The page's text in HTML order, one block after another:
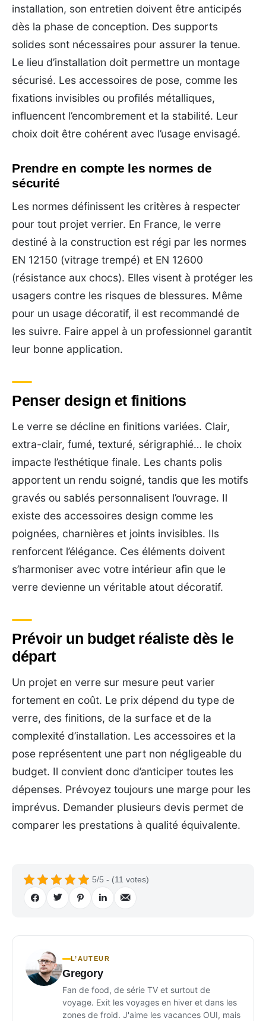
installation, son entretien doivent être anticipés
dès la phase de conception. Des supports
solides sont nécessaires pour assurer la tenue.
Le lieu d’installation doit permettre un montage
sécurisé. Les accessoires de pose, comme les
fixations invisibles ou profilés métalliques,
influencent l’encombrement et la stabilité. Leur
choix doit être cohérent avec l’usage envisagé.
Prendre en compte les normes de
sécurité
Les normes définissent les critères à respecter
pour tout projet verrier. En France, le verre
destiné à la construction est régi par les normes
EN 12150 (vitrage trempé) et EN 12600
(résistance aux chocs). Elles visent à protéger les
usagers contre les risques de blessures. Même
pour un usage décoratif, il est recommandé de
les suivre. Faire appel à un professionnel garantit
leur bonne application.
Penser design et finitions
Le verre se décline en finitions variées. Clair,
extra-clair, fumé, texturé, sérigraphié… le choix
impacte l’esthétique finale. Les chants polis
apportent un rendu soigné, tandis que les motifs
gravés ou sablés personnalisent l’ouvrage. Il
existe des accessoires design comme les
poignées, charnières et joints invisibles. Ils
renforcent l’élégance. Ces éléments doivent
s’harmoniser avec votre intérieur afin que le
verre devienne un véritable atout décoratif.
Prévoir un budget réaliste dès le
départ
Un projet en verre sur mesure peut varier
fortement en coût. Le prix dépend du type de
verre, des finitions, de la surface et de la
complexité d’installation. Les accessoires et la
pose représentent une part non négligeable du
budget. Il convient donc d’anticiper toutes les
dépenses. Prévoyez toujours une marge pour les
imprévus. Demander plusieurs devis permet de
comparer les prestations à qualité équivalente.
5/5 - (11 votes)
L’AUTEUR
Gregory
Fan de food, de série TV et surtout de
voyage. Exit les voyages en hiver et dans les
zones de froid. J'aime les vacances OUI, mais